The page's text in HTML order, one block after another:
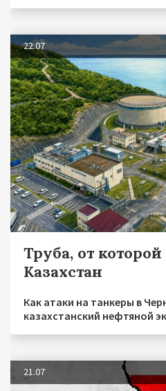
22.07
Труба, от
Казахстан
Как атаки на танкеры в
казахстанский нефтяной
21.07